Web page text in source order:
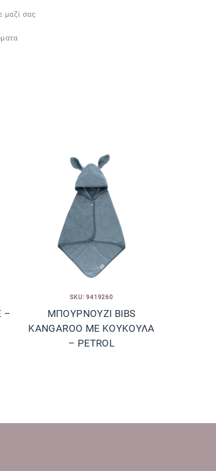
μαζί σας
–
SKU: 9419260
ΜΠΟΥΡΝΟΥΖΙ BIBS
KANGAROO ΜΕ ΚΟΥΚΟΥΛΑ
– PETROL